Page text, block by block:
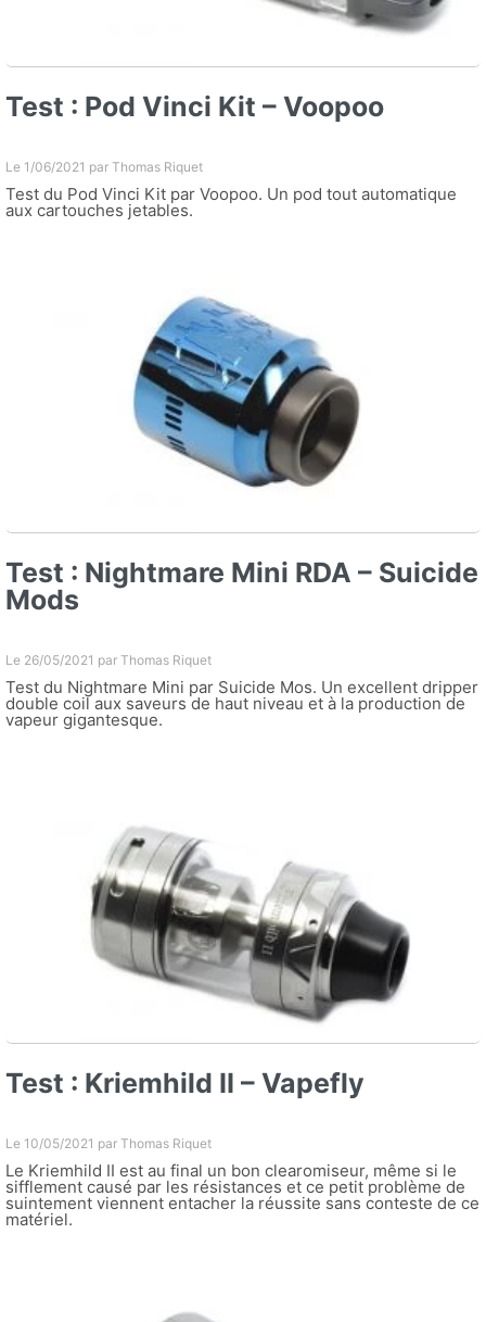
Test : Pod Vinci Kit – Voopoo
Le 1/06/2021 par Thomas Riquet
Test du Pod Vinci Kit par Voopoo. Un pod tout automatique
aux cartouches jetables.
Test : Nightmare Mini RDA – Suicide
Mods
Le 26/05/2021 par Thomas Riquet
Test du Nightmare Mini par Suicide Mos. Un excellent dripper
double coil aux saveurs de haut niveau et à la production de
vapeur gigantesque.
Test : Kriemhild II – Vapefly
Le 10/05/2021 par Thomas Riquet
Le Kriemhild II est au final un bon clearomiseur, même si le
sifflement causé par les résistances et ce petit problème de
suintement viennent entacher la réussite sans conteste de ce
matériel.